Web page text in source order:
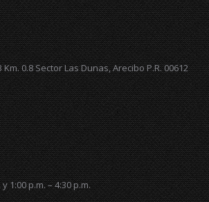
Km. 0.8 Sector Las Dunas, Arecibo P.R. 00612
1:00 p.m. – 4:30 p.m.